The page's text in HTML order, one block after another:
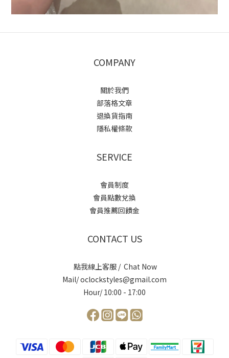
COMPANY
關於我們
部落格文章
退換貨指南
隱私權條款
SERVICE
會員制度
會員點數兌換
會員推薦回饋金
CONTACT US
點我線上客服 / Chat Now
Mail/ oclockstyles@gmail.com
Hour/ 10:00 - 17:00